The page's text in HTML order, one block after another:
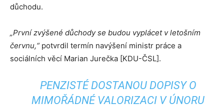
důchodu.
„První zvýšené důchody se budou vyplácet v letošním
červnu,“ potvrdil termín navýšení ministr práce a
sociálních věcí Marian Jurečka [KDU-ČSL].
PENZISTÉ DOSTANOU DOPISY O
MIMOŘÁDNÉ VALORIZACI V ÚNORU